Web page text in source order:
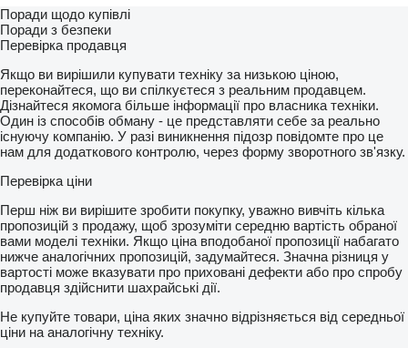
Поради щодо купівлі
Поради з безпеки
Перевірка продавця
Якщо ви вирішили купувати техніку за низькою ціною,
переконайтеся, що ви спілкуєтеся з реальним продавцем.
Дізнайтеся якомога більше інформації про власника техніки.
Один із способів обману - це представляти себе за реально
існуючу компанію. У разі виникнення підозр повідомте про це
нам для додаткового контролю, через форму зворотного зв'язку.
Перевірка ціни
Перш ніж ви вирішите зробити покупку, уважно вивчіть кілька
пропозицій з продажу, щоб зрозуміти середню вартість обраної
вами моделі техніки. Якщо ціна вподобаної пропозиції набагато
нижче аналогічних пропозицій, задумайтеся. Значна різниця у
вартості може вказувати про приховані дефекти або про спробу
продавця здійснити шахрайські дії.
Не купуйте товари, ціна яких значно відрізняється від середньої
ціни на аналогічну техніку.